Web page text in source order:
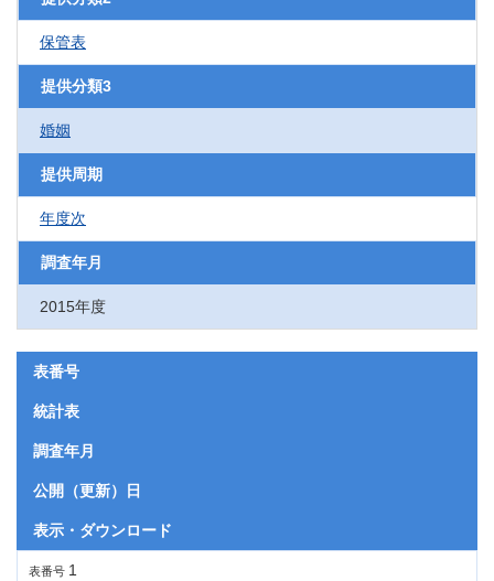
保管表
提供分類3
婚姻
提供周期
年度次
調査年月
2015年度
表番号
統計表
調査年月
公開（更新）日
表示・ダウンロード
表番号 1